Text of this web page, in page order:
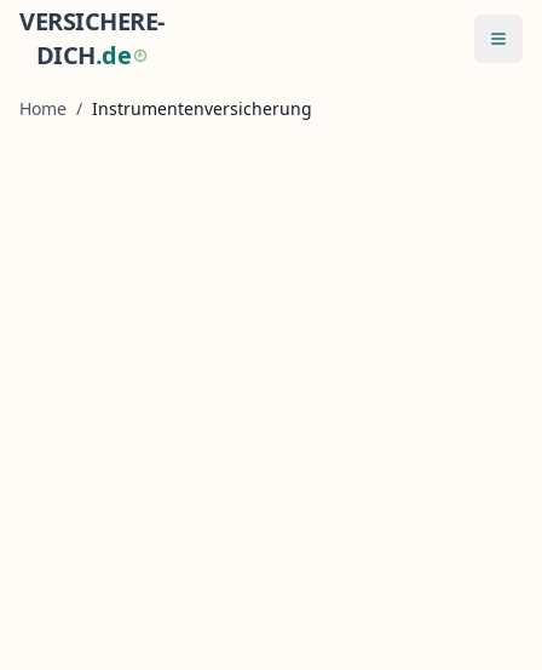
VERSICHERE-
DICH.de
Home / Instrumentenversicherung